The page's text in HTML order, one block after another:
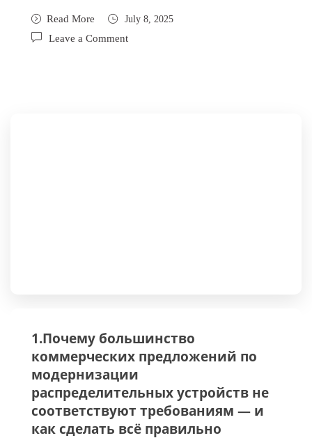
Read More July 8, 2025
Leave a Comment
1.Почему большинство
коммерческих предложений по
модернизации
распределительных устройств не
соответствуют требованиям — и
как сделать всё правильно